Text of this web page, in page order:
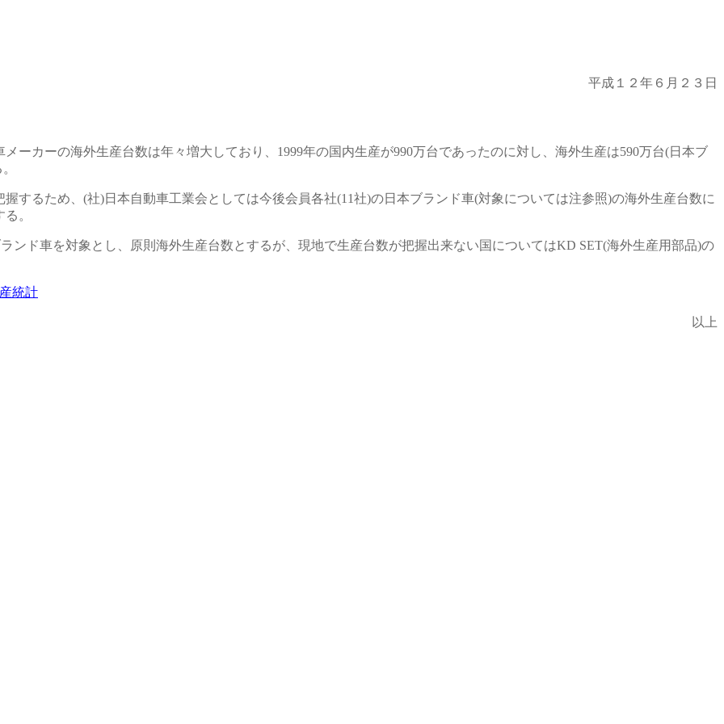
平成１２年６月２３日
ーカーの海外生産台数は年々増大しており、1999年の国内生産が990万台であったのに対し、海外生産は590万台(日本ブ
するため、(社)日本自動車工業会としては今後会員各社(11社)の日本ブランド車(対象については注参照)の海外生産台数に
。
ンド車を対象とし、原則海外生産台数とするが、現地で生産台数が把握出来ない国についてはKD SET(海外生産用部品)の
統計
以上